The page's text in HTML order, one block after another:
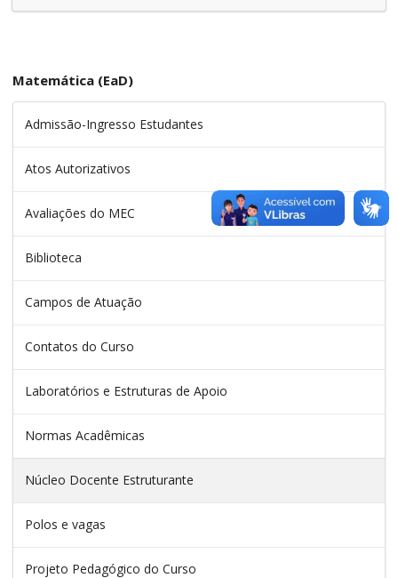
Matemática (EaD)
Admissão-Ingresso Estudantes
Atos Autorizativos
Avaliações do MEC
Biblioteca
Campos de Atuação
Contatos do Curso
Laboratórios e Estruturas de Apoio
Normas Acadêmicas
Núcleo Docente Estruturante
Polos e vagas
Projeto Pedagógico do Curso